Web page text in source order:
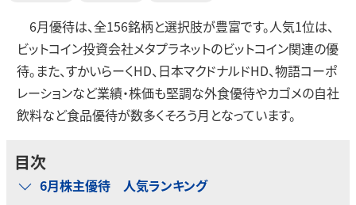
6月優待は、全156銘柄と選択肢が豊富です。人気1位は、
ビットコイン投資会社メタプラネットのビットコイン関連の優
待。また、すかいらーくHD、日本マクドナルドHD、物語コーポ
レーションなど業績・株価も堅調な外食優待やカゴメの自社
飲料など食品優待が数多くそろう月となっています。
目次
6月株主優待 人気ランキング